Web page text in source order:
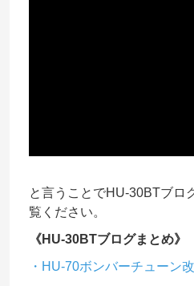
と言うことでHU-30BTブロ
覧ください。
《HU-30BTブログまとめ》
・HU-70ボンバーチューン